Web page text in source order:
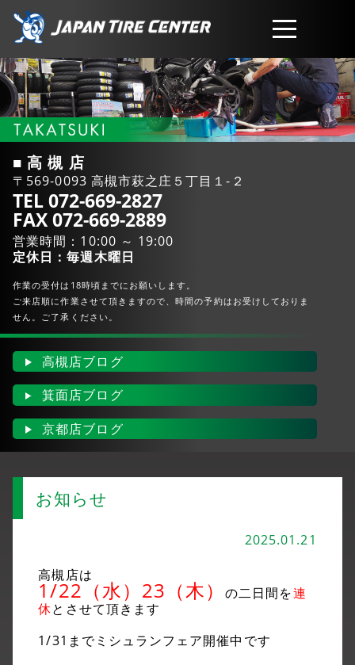
取扱商品
会社概要
工賃・サービスについて
お問い合わせ
■ 高 槻 店
〒569-0093 高槻市萩之庄５丁目１-２
TEL 072-669-2827
FAX 072-669-2889
営業時間：10:00 ～ 19:00
定休日：毎週木曜日
作業の受付は18時頃までにお願いします。
ご来店順に作業させて頂きますので、時間の予約はお受けしておりま
せん。ご了承ください。
高槻店ブログ
箕面店ブログ
京都店ブログ
お知らせ
2025.01.21
高槻店は
1/22（水）23（木）の二日間を連
休とさせて頂きます
1/31までミシュランフェア開催中です